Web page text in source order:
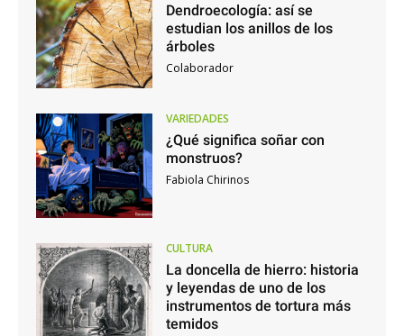
Dendroecología: así se
estudian los anillos de los
árboles
Colaborador
VARIEDADES
¿Qué significa soñar con
monstruos?
Fabiola Chirinos
CULTURA
La doncella de hierro: historia
y leyendas de uno de los
instrumentos de tortura más
temidos